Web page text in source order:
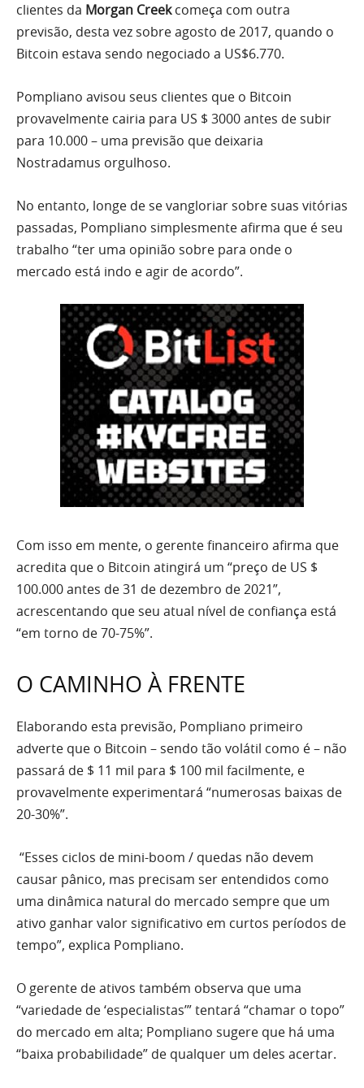
clientes da Morgan Creekcomeça com outra
previsão, desta vez sobre agosto de 2017, quando o
Bitcoin estava sendo negociado a US$6.770.
Pompliano avisou seus clientes que o Bitcoin
provavelmente cairia para US $ 3000 antes de subir
para 10.000 – uma previsão que deixaria
Nostradamus orgulhoso.
No entanto, longe de se vangloriar sobre suas vitórias
passadas, Pompliano simplesmente afirma que é seu
trabalho “ter uma opinião sobre para onde o
mercado está indo e agir de acordo”.
Com isso em mente, o gerente financeiro afirma que
acredita que o Bitcoin atingirá um “preço de US $
100.000 antes de 31 de dezembro de 2021”,
acrescentando que seu atual nível de confiança está
“em torno de 70-75%”.
O CAMINHO À FRENTE
Elaborando esta previsão, Pompliano primeiro
adverte que o Bitcoin – sendo tão volátil como é – não
passará de $ 11 mil para $ 100 mil facilmente, e
provavelmente experimentará “numerosas baixas de
20-30%”.
“Esses ciclos de mini-boom / quedas não devem
causar pânico, mas precisam ser entendidos como
uma dinâmica natural do mercado sempre que um
ativo ganhar valor significativo em curtos períodos de
tempo”, explica Pompliano.
O gerente de ativos também observa que uma
“variedade de ‘especialistas’” tentará “chamar o topo”
do mercado em alta; Pompliano sugere que há uma
“baixa probabilidade” de qualquer um deles acertar.